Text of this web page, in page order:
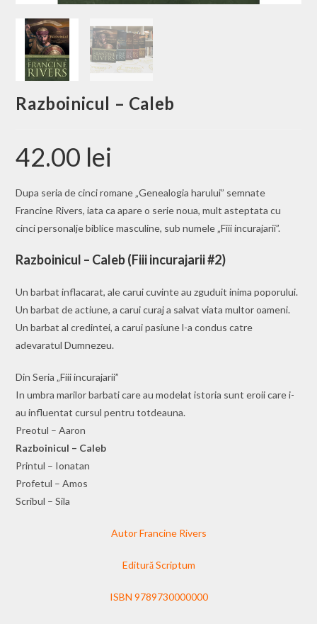
Razboinicul – Caleb
42.00 lei
Dupa seria de cinci romane „Genealogia harului” semnate
Francine Rivers, iata ca apare o serie noua, mult asteptata cu
cinci personalje biblice masculine, sub numele „Fiii incurajarii”.
Razboinicul – Caleb (Fiii incurajarii #2)
Un barbat inflacarat, ale carui cuvinte au zguduit inima poporului.
Un barbat de actiune, a carui curaj a salvat viata multor oameni.
Un barbat al credintei, a carui pasiune l-a condus catre
adevaratul Dumnezeu.
Din Seria „Fiii incurajarii”
In umbra marilor barbati care au modelat istoria sunt eroii care i-
au influentat cursul pentru totdeauna.
Preotul – Aaron
Razboinicul – Caleb
Printul – Ionatan
Profetul – Amos
Scribul – Sila
Autor Francine Rivers
Editură Scriptum
ISBN 9789730000000